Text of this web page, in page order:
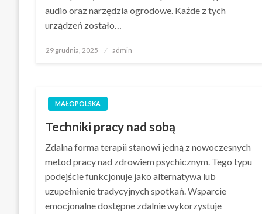
audio oraz narzędzia ogrodowe. Każde z tych
urządzeń zostało…
Opublikowane
29 grudnia, 2025 admin
MAŁOPOLSKA
Techniki pracy nad sobą
Zdalna forma terapii stanowi jedną z nowoczesnych
metod pracy nad zdrowiem psychicznym. Tego typu
podejście funkcjonuje jako alternatywa lub
uzupełnienie tradycyjnych spotkań. Wsparcie
emocjonalne dostępne zdalnie wykorzystuje